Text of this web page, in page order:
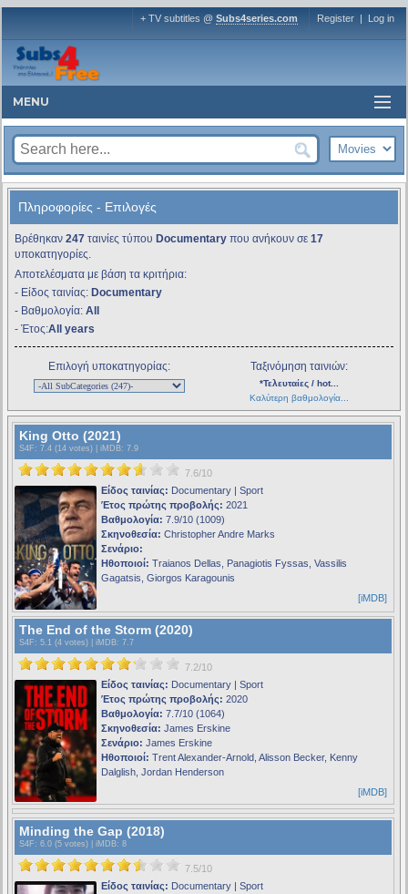
+ TV subtitles @ Subs4series.com Register | Log in
MENU
Πληροφορίες - Επιλογές
Βρέθηκαν 247 ταινίες τύπου Documentary που ανήκουν σε 17
υποκατηγορίες.
Αποτελέσματα με βάση τα κριτήρια:
- Είδος ταινίας: Documentary
- Βαθμολογία: All
- Έτος:All years
Επιλογή υποκατηγορίας: Ταξινόμηση ταινιών:
*Τελευταίες / hot...
Καλύτερη βαθμολογία...
King Otto (2021)
S4F : 7.4 (14 votes) | iMDB: 7.9
7.6/10
Είδος ταινίας: Documentary | Sport
Έτος πρώτης προβολής: 2021
Βαθμολογία: 7.9/10 (1009)
Σκηνοθεσία: Christopher Andre Marks
Σενάριο:
Ηθοποιοί: Traianos Dellas, Panagiotis Fyssas, Vassilis
Gagatsis, Giorgos Karagounis
[iMDB]
The End of the Storm (2020)
S4F : 5.1 (4 votes) | iMDB: 7.7
7.2/10
Είδος ταινίας: Documentary | Sport
Έτος πρώτης προβολής: 2020
Βαθμολογία: 7.7/10 (1064)
Σκηνοθεσία: James Erskine
Σενάριο: James Erskine
Ηθοποιοί: Trent Alexander-Arnold, Alisson Becker, Kenny
Dalglish, Jordan Henderson
[iMDB]
Minding the Gap (2018)
S4F : 6.0 (5 votes) | iMDB: 8
7.5/10
Είδος ταινίας: Documentary | Sport